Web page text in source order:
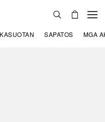
KASUOTAN SAPATOS MGA